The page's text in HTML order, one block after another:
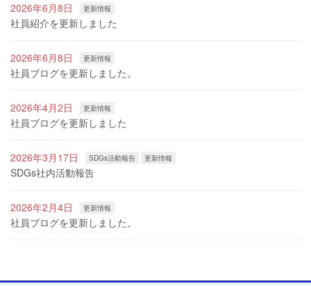
2026年6月8日 更新情報
社員紹介を更新しました
2026年6月8日 更新情報
社員ブログを更新しました。
2026年4月2日 更新情報
社員ブログを更新しました
2026年3月17日 SDGs活動報告 更新情報
SDGs社内活動報告
2026年2月4日 更新情報
社員ブログを更新しました。